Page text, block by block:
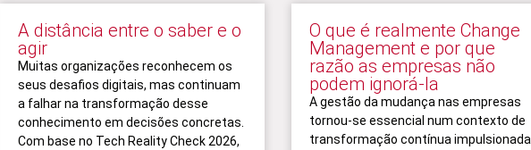
A distância entre o saber e o
agir
Muitas organizações reconhecem os
seus desafios digitais, mas continuam
a falhar na transformação desse
conhecimento em decisões concretas.
Com base no Tech Reality Check 2026,
O que é realmente Change
Management e por que
razão as empresas não
podem ignorá-la
A gestão da mudança nas empresas
tornou-se essencial num contexto de
transformação contínua impulsionada